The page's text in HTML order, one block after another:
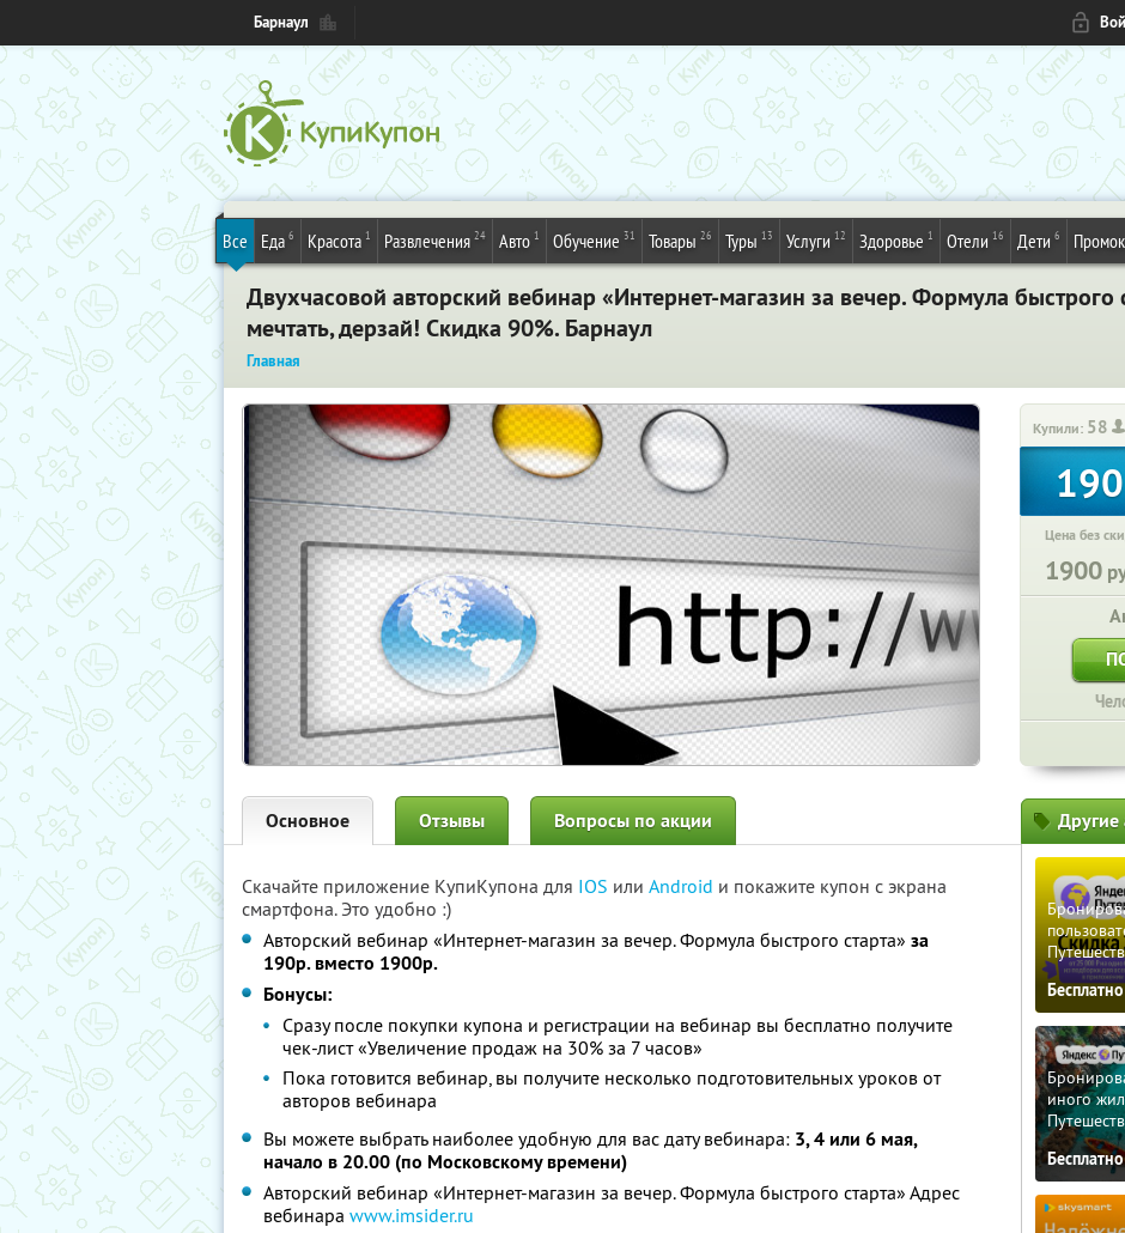
Барнаул
Все Еда 6 Красота 1 Развлечения 24 Авто 1 Обучение 31 Товары 26 Туры 13 Услуги 12 Здоровье 1 Отели 16 Дети 6
Двухчасовой авторский вебинар «Интернет-магазин за вечер. Формула быстрого
мечтать, дерзай! Скидка 90%. Барнаул
Главная
Купили: 58
190
Цена без
1900
Основное Отзывы Вопросы по акции
Скачайте приложение КупиКупона для IOS или Android и покажите купон с экрана
смартфона. Это удобно :)
Авторский вебинар «Интернет-магазин за вечер. Формула быстрого старта» за
190р. вместо 1900р.
Бонусы:
Сразу после покупки купона и регистрации на вебинар вы бесплатно получите
чек-лист «Увеличение продаж на 30% за 7 часов»
Пока готовится вебинар, вы получите несколько подготовительных уроков от
авторов вебинара
Вы можете выбрать наиболее удобную для вас дату вебинара: 3, 4 или 6 мая,
начало в 20.00 (по Московскому времени)
Авторский вебинар «Интернет-магазин за вечер. Формула быстрого старта» Адрес
вебинара www.imsider.ru
Другие
Бесплатно
иного
Бесплатно